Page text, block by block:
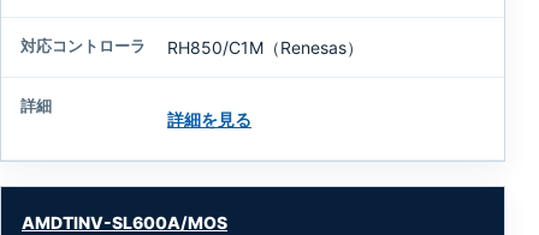
RH850/C1M（Renesas）
詳細を見る
AMDTINV-SL600A/MOS